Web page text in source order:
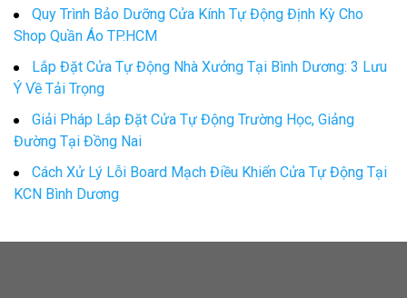
Quy Trình Bảo Dưỡng Cửa Kính Tự Động Định Kỳ Cho
Shop Quần Áo TP.HCM
Lắp Đặt Cửa Tự Động Nhà Xưởng Tại Bình Dương: 3 Lưu
Ý Về Tải Trọng
Giải Pháp Lắp Đặt Cửa Tự Động Trường Học, Giảng
Đường Tại Đồng Nai
Cách Xử Lý Lỗi Board Mạch Điều Khiển Cửa Tự Động Tại
KCN Bình Dương